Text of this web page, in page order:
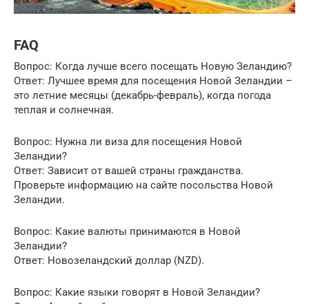
FAQ
Вопрос: Когда лучше всего посещать Новую Зеландию?
Ответ: Лучшее время для посещения Новой Зеландии –
это летние месяцы (декабрь-февраль), когда погода
теплая и солнечная.
Вопрос: Нужна ли виза для посещения Новой
Зеландии?
Ответ: Зависит от вашей страны гражданства.
Проверьте информацию на сайте посольства Новой
Зеландии.
Вопрос: Какие валюты принимаются в Новой
Зеландии?
Ответ: Новозеландский доллар (NZD).
Вопрос: Какие языки говорят в Новой Зеландии?